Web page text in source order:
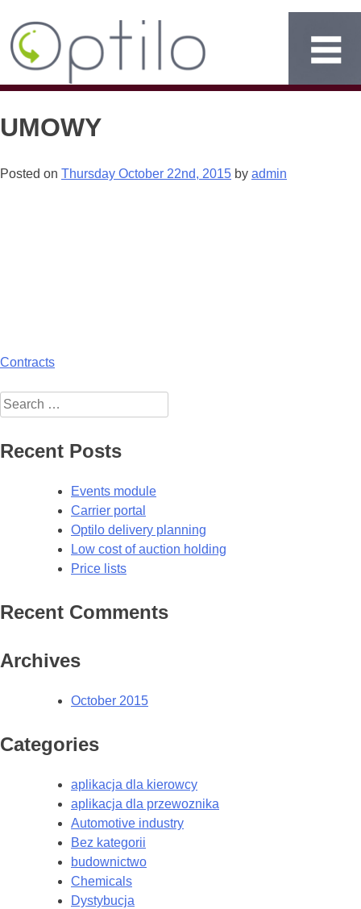
UMOWY
Posted on Thursday October 22nd, 2015 by admin
Post
navigation
Contracts
Search
for:
Recent Posts
Events module
Carrier portal
Optilo delivery planning
Low cost of auction holding
Price lists
Recent Comments
Archives
October 2015
Categories
aplikacja dla kierowcy
aplikacja dla przewoznika
Automotive industry
Bez kategorii
budownictwo
Chemicals
Dystybucja